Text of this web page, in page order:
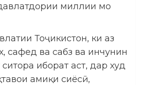
миллии мо
Тоҷикистон, ки аз
сафед ва сабз ва инчунин
ситора иборат аст, дар худ
амиқи сиёсӣ,